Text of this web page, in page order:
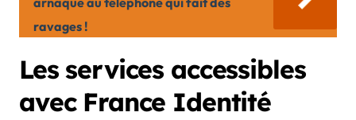
ravages !
Les services accessibles
avec France Identité